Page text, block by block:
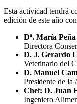
Esta actividad tendrá
edición de este año
Dª. María
Directora
D. J. Gerardo
Veterinario del
D. Manuel
Presidente de la
Chef: D. Juan
Ingeniero